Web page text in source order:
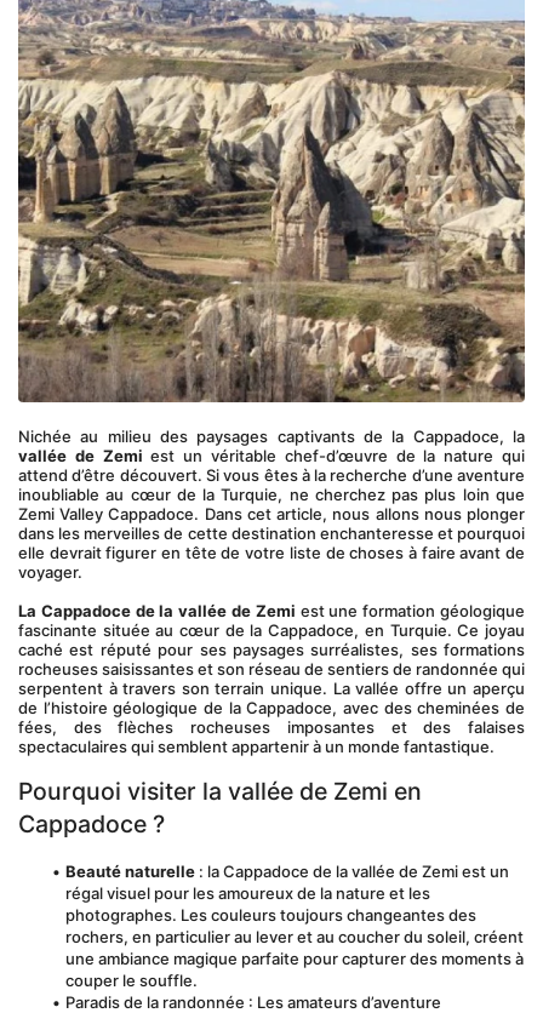
vallée de Zemi est un véritable chef-d’œuvre de la nature qui
attend d’être découvert. Si vous êtes à la recherche d’une aventure
inoubliable au cœur de la Turquie, ne cherchez pas plus loin que
Zemi Valley Cappadoce. Dans cet article, nous allons nous plonger
dans les merveilles de cette destination enchanteresse et pourquoi
elle devrait figurer en tête de votre liste de choses à faire avant de
voyager.
La Cappadoce de la vallée de Zemi est une formation géologique
fascinante située au cœur de la Cappadoce, en Turquie. Ce joyau
caché est réputé pour ses paysages surréalistes, ses formations
rocheuses saisissantes et son réseau de sentiers de randonnée qui
serpentent à travers son terrain unique. La vallée offre un aperçu
de l’histoire géologique de la Cappadoce, avec des cheminées de
fées, des flèches rocheuses imposantes et des falaises
spectaculaires qui semblent appartenir à un monde fantastique.
Pourquoi visiter la vallée de Zemi en
Cappadoce ?
Beauté naturelle : la Cappadoce de la vallée de Zemi est un
régal visuel pour les amoureux de la nature et les
photographes. Les couleurs toujours changeantes des
rochers, en particulier au lever et au coucher du soleil, créent
une ambiance magique parfaite pour capturer des moments à
couper le souffle.
Paradis de la randonnée : Les amateurs d’aventure